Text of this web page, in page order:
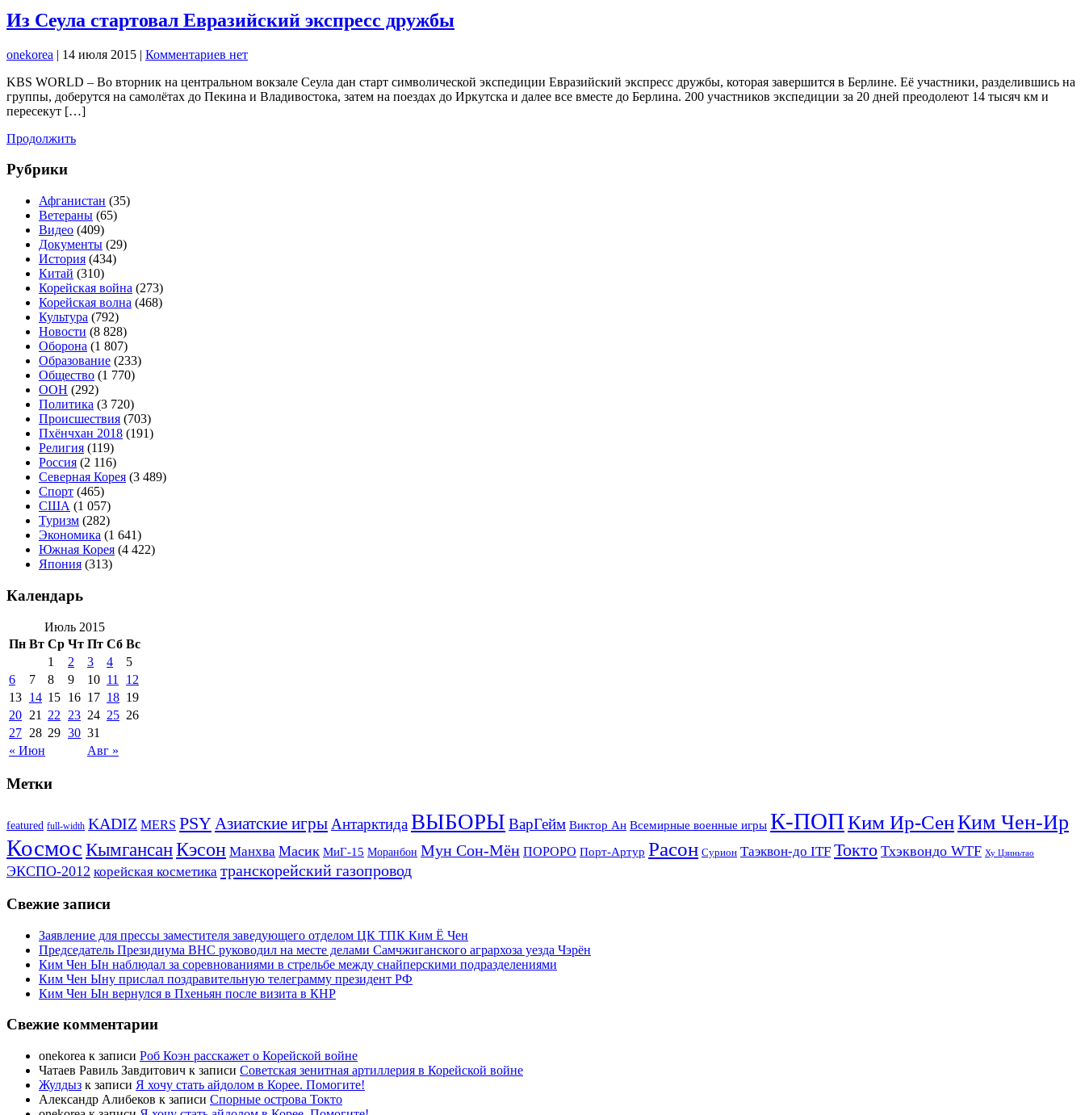
Из Сеула стартовал Евразийский экспресс дружбы
onekorea | 14 июля 2015 | Комментариев нет
KBS WORLD – Во вторник на центральном вокзале Сеула дан старт символической экспедиции Евразийский экспресс дружбы, которая завершится в Берлине. Её участники, разделившись на
группы, доберутся на самолётах до Пекина и Владивостока, затем на поездах до Иркутска и далее все вместе до Берлина. 200 участников экспедиции за 20 дней преодолеют 14 тысяч км и
пересекут […]
Продолжить
Рубрики
Афганистан (35)
Ветераны (65)
Видео (409)
Документы (29)
История (434)
Китай (310)
Корейская война (273)
Корейская волна (468)
Культура (792)
Новости (8 828)
Оборона (1 807)
Образование (233)
Общество (1 770)
ООН (292)
Политика (3 720)
Происшествия (703)
Пхёнчхан 2018 (191)
Религия (119)
Россия (2 116)
Северная Корея (3 489)
Спорт (465)
США (1 057)
Туризм (282)
Экономика (1 641)
Южная Корея (4 422)
Япония (313)
Календарь
Июль 2015
Пн Вт Ср Чт Пт Сб Вс
« Июн Авг »
1 2 3 4
5
6
7 8 9 10 11
12
13 14 15 16 17 18 19
20 21 22 23 24 25 26
27 28 29 30 31
Метки
featured full-width KADIZ MERS PSYАзиатские игры АнтарктидаВЫБОРЫ ВарГейм Виктор Ан Всемирные военные игры К-ПОПКим Ир-СенКим Чен-Ир
Космос КымгансанКэсон Манхва Масик МиГ-15 Моранбон Мун Сон-Мён ПОРОРО Порт-Артур Расон Сурион Таэквон-до ITF Токто Тхэквондо WTF Ху Цзиньтао
ЭКСПО-2012 корейская косметика транскорейский газопровод
Свежие записи
Заявление для прессы заместителя заведующего отделом ЦК ТПК Ким Ё Чен
Председатель Президиума ВНС руководил на месте делами Самчжиганского агрархоза уезда Чэрён
Ким Чен Ын наблюдал за соревнованиями в стрельбе между снайперскими подразделениями
Ким Чен Ыну прислал поздравительную телеграмму президент РФ
Ким Чен Ын вернулся в Пхеньян после визита в КНР
Свежие комментарии
onekorea к записи Роб Коэн расскажет о Корейской войне
Чатаев Равиль Завдитович к записи Советская зенитная артиллерия в Корейской войне
Жулдыз к записи Я хочу стать айдолом в Корее. Помогите!
Александр Алибеков к записи Спорные острова Токто